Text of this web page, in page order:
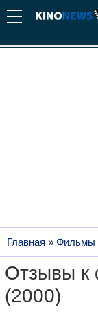
Главная » Фильмы
Отзывы к
(2000)